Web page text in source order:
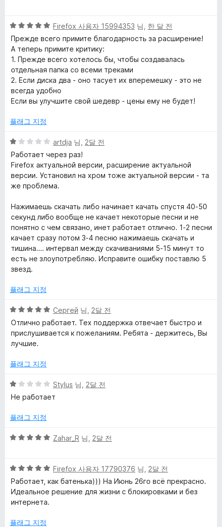
м
у
з
ы
к
у
|
S
a
v
M
u
s
i
c
에
대
한
리
뷰
점
에
5
점
5
점
만
점
에
5
점
Firefox 사용자 15994353 님, 한 달 전
Прежде всего примите благодарность за расширение!
А теперь примите критику:
1. Прежде всего хотелось бы, чтобы создавалась
отдельная папка со всеми треками
2. Если диска два - оно тасует их вперемешку - это не
всегда удобно
Если вы улучшите свой шедевр - цены ему не будет!
플래그 지정
5
점
만
점
에
점
artdja 님, 2달 전
Работает через раз!
Firefox актуальной версии, расширение актуальной
версии. Установил на хром тоже актуальной версии - та
же проблема.
Нажимаешь скачать либо начинает качать спустя 40-50
секунд либо вообще не качает некоторые песни и не
понятно с чем связано, инет работает отлично. 1-2 песни
качает сразу потом 3-4 песню нажимаешь скачать и
тишина.... интервал между скачиваниями 5-15 минут то
есть не злоупотребляю. Исправите ошибку поставлю 5
звезд.
플래그 지정
5
점
만
점
5
Сергей 님, 2달 전
Отлично работает. Тех поддержка отвечает быстро и
прислушивается к пожеланиям. Ребята - держитесь, Вы
лучшие.
플래그 지정
5
점
점
1
Stylus 님, 2달 전
Не работает
플래그 지정
5
점
에
5
점
Zahar_R 님, 2달 전
5
점
만
점
5
Firefox 사용자 17790376 님, 2달 전
Работает, как батенька))) На Июнь 26го всё прекрасно.
Идеальное решение для жизни с блокировками и без
интернета.
플래그 지정